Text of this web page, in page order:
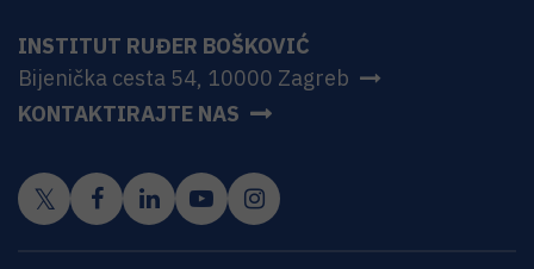
INSTITUT RUĐER BOŠKOVIĆ
Bijenička cesta 54, 10000 Zagreb
KONTAKTIRAJTE NAS